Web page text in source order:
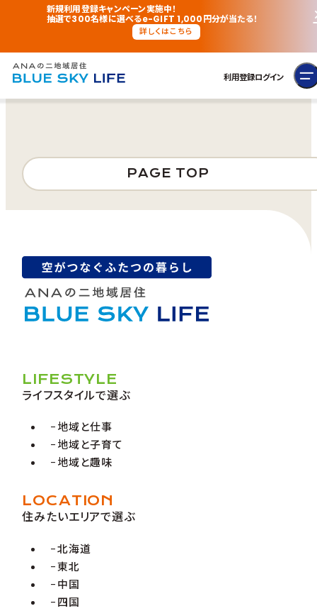
新規利用登録キャンペーン実施中！
抽選で300名様に選べるe-GIFT 1,000円分が当たる！
詳しくはこちら
利用登録ログイン
PAGE TOP
LIFESTYLE
ライフスタイルで選ぶ
地域と仕事
地域と子育て
地域と趣味
LOCATION
住みたいエリアで選ぶ
北海道
東北
中国
四国